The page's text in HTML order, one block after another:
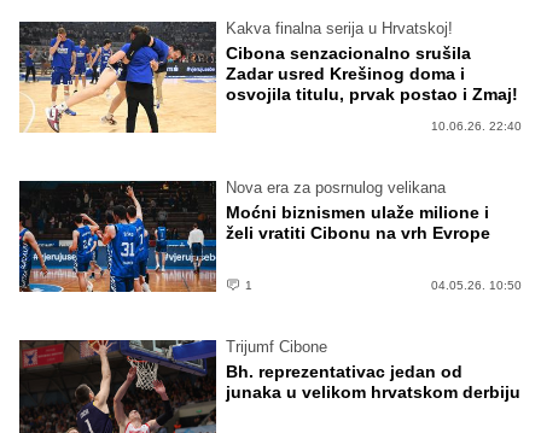
Kakva finalna serija u Hrvatskoj!
Cibona senzacionalno srušila
Zadar usred Krešinog doma i
osvojila titulu, prvak postao i Zmaj!
10.06.26. 22:40
Nova era za posrnulog velikana
Moćni biznismen ulaže milione i
želi vratiti Cibonu na vrh Evrope
1 04.05.26. 10:50
Trijumf Cibone
Bh. reprezentativac jedan od
junaka u velikom hrvatskom derbiju